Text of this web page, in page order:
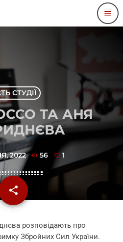
menu
СТУДІЇ
ТА АНЯ
2022 56 1
share
email
розповідають про
Збройних Сил України.